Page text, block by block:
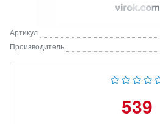
Артикул
Производитель
539